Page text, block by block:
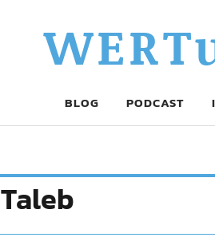
BLOG PODCAST
Taleb